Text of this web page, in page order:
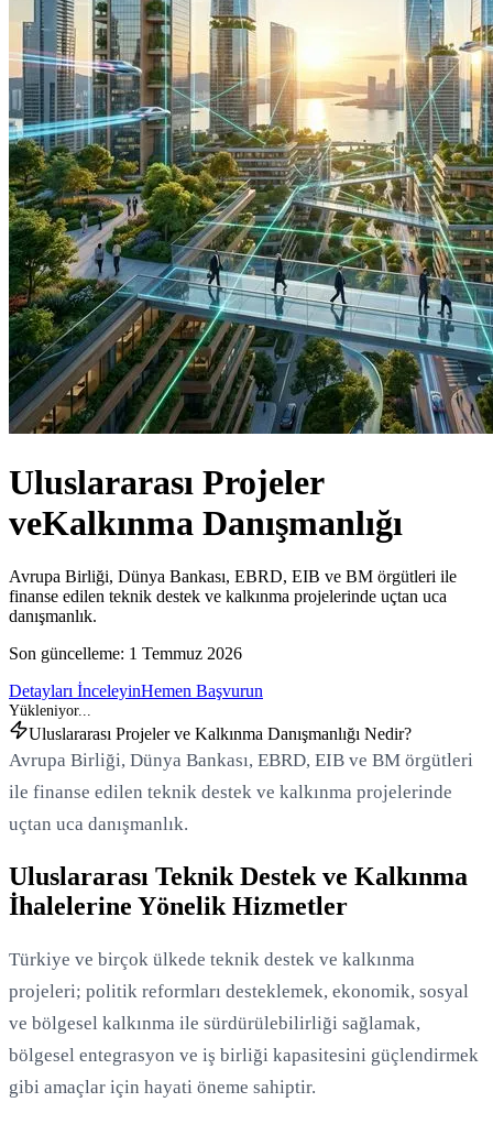
Uluslararası Projeler
veKalkınma Danışmanlığı
Avrupa Birliği, Dünya Bankası, EBRD, EIB ve BM örgütleri ile
finanse edilen teknik destek ve kalkınma projelerinde uçtan uca
danışmanlık.
Son güncelleme: 1 Temmuz 2026
Detayları İnceleyinHemen Başvurun
Uluslararası Projeler ve Kalkınma Danışmanlığı Nedir?
Avrupa Birliği, Dünya Bankası, EBRD, EIB ve BM örgütleri
ile finanse edilen teknik destek ve kalkınma projelerinde
uçtan uca danışmanlık.
Uluslararası Teknik Destek ve Kalkınma
İhalelerine Yönelik Hizmetler
Türkiye ve birçok ülkede teknik destek ve kalkınma
projeleri; politik reformları desteklemek, ekonomik, sosyal
ve bölgesel kalkınma ile sürdürülebilirliği sağlamak,
bölgesel entegrasyon ve iş birliği kapasitesini güçlendirmek
gibi amaçlar için hayati öneme sahiptir.